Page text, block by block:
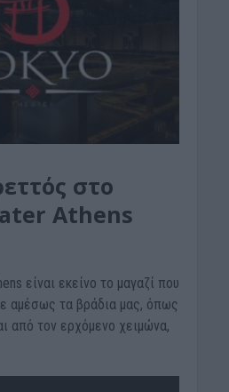
στο
Athens
είναι εκείνο το μαγαζί που
αμέσως τα βράδια μας, όπως
από τον ερχόμενο χειμώνα,